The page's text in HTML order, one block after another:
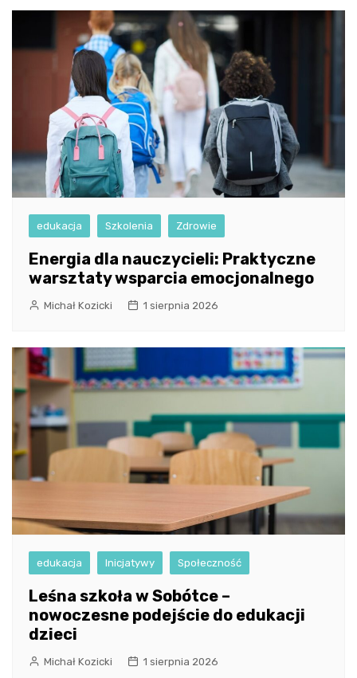
edukacja Szkolenia Zdrowie
Energia dla nauczycieli: Praktyczne
warsztaty wsparcia emocjonalnego
Michał Kozicki 1 sierpnia 2026
edukacja Inicjatywy Społeczność
Leśna szkoła w Sobótce –
nowoczesne podejście do edukacji
dzieci
Michał Kozicki 1 sierpnia 2026